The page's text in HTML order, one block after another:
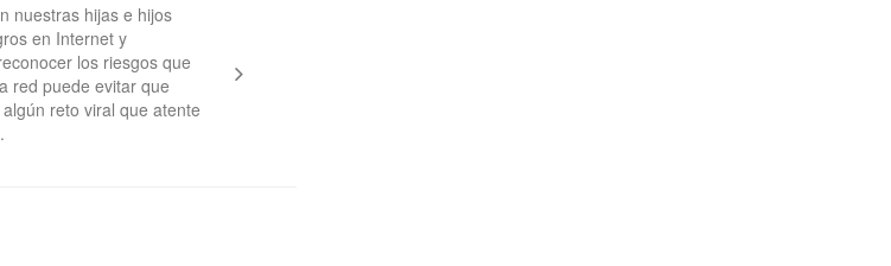
nuestras hijas e hijos
en Internet y
los riesgos que
red puede evitar que
reto viral que atente